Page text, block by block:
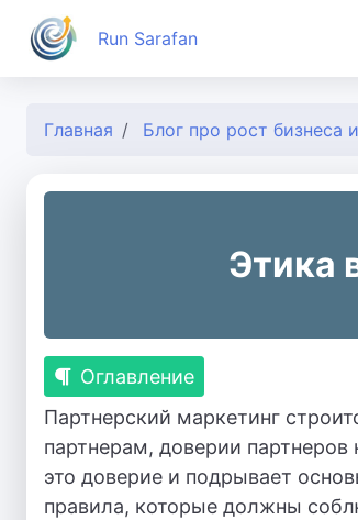
Run Sarafan
Главная Блог про рост бизнеса
Этика
Оглавление
Партнерский маркетинг
партнерам, доверии
это доверие и подрывает
правила, которые должны